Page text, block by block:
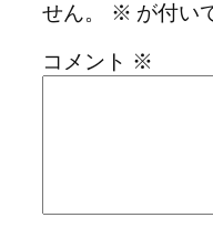
せん。
※ が付い
コメント ※